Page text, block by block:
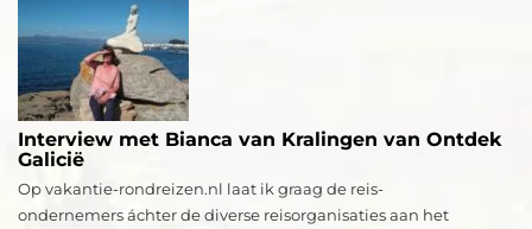
Interview met Bianca van Kralingen van Ontdek
Galicië
Op vakantie-rondreizen.nl laat ik graag de reis-
ondernemers áchter de diverse reisorganisaties aan het